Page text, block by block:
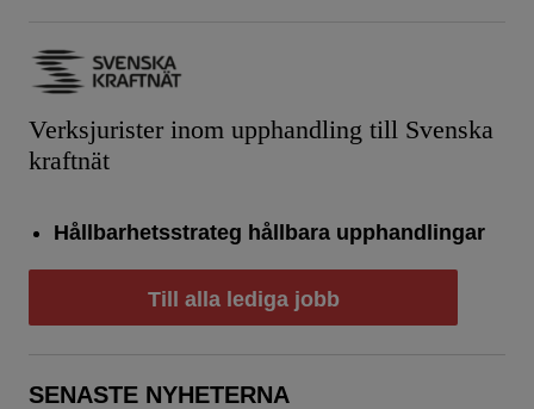
Verksjurister inom upphandling till Svenska
kraftnät
Hållbarhetsstrateg hållbara upphandlingar
Till alla lediga jobb
SENASTE NYHETERNA